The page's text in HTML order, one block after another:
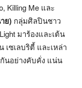
Killing Me และ
ย) กลุ่มศิลปินชาว
มาร้องและเต้น
ซเลบริตี้ และเหล่า
กันอย่างคับคั่ง แน่น